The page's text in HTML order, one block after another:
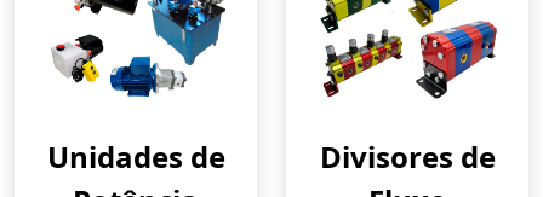
Unidades de
Divisores de